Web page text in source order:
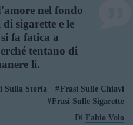
nel fondo
sigarette e le
fa fatica a
tentano di
lì.
Sulla Storia
Frasi Sulle Chiavi
Frasi Sulle Sigarette
Di Fabio Volo